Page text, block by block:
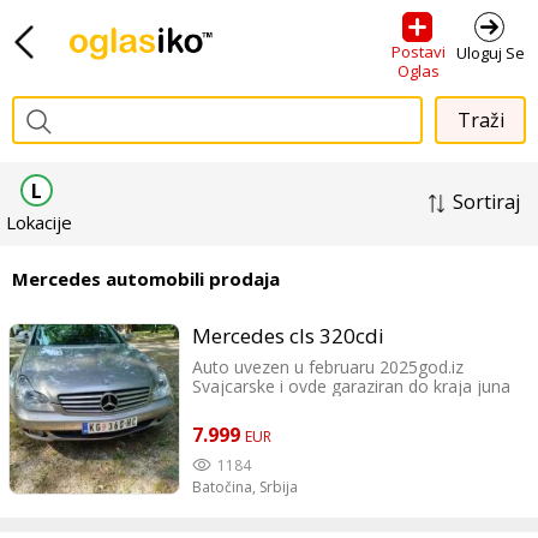
Postavi
Oglas
Uloguj Se
Sortiraj
L
Lokacije
Mercedes automobili prodaja
Mercedes cls 320cdi
Auto uvezen u februaru 2025god.iz
Svajcarske i ovde garaziran do kraja juna
licno moj i na točkovima stigao iz
CH.Prava km,nove felne original stavljene
od Mercedes cls sa gumama,nov hladnjak
stavljen,menjac extra,klima nova-ledi.
Motor extra,limarijski fabrički kao nov
7.999 EUR
1184
Batočina, Srbija